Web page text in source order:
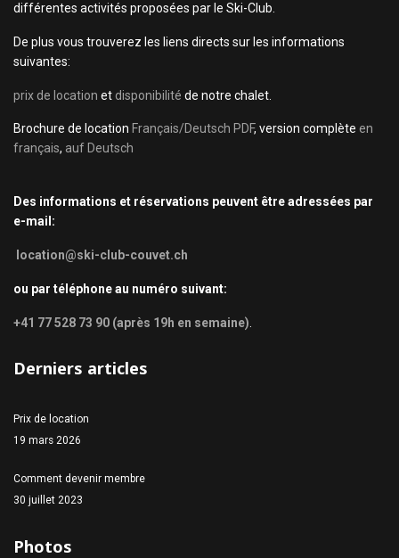
différentes activités proposées par le Ski-Club.
De plus vous trouverez les liens directs sur les informations
suivantes:
prix de location et disponibilité de notre chalet.
Brochure de location Français/Deutsch PDF, version complète en
français, auf Deutsch
Des informations et réservations peuvent être adressées par
e-mail:
location@ski-club-couvet.ch
ou par téléphone au numéro suivant:
+41 77 528 73 90 (après 19h en semaine)
Derniers articles
Prix de location
19 mars 2026
Comment devenir membre
30 juillet 2023
Photos